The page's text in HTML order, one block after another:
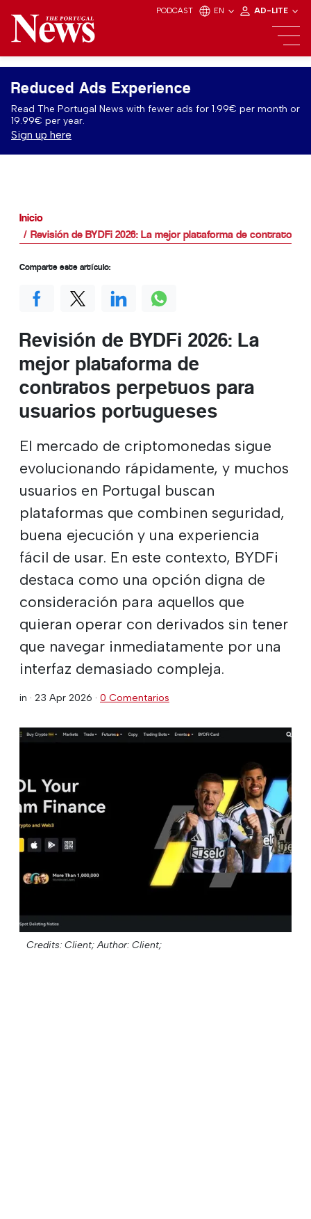
PODCAST EN AD-LITE
Reduced Ads Experience
Read The Portugal News with fewer ads for 1.99€ per month or
19.99€ per year.
Sign up here
Inicio
Revisión de BYDFi 2026: La mejor plataforma de contratos
Revisión de BYDFi 2026: La
mejor plataforma de
contratos perpetuos para
usuarios portugueses
El mercado de criptomonedas sigue
evolucionando rápidamente, y muchos
usuarios en Portugal buscan
plataformas que combinen seguridad,
buena ejecución y una experiencia
fácil de usar. En este contexto, BYDFi
destaca como una opción digna de
consideración para aquellos que
quieran operar con derivados sin tener
que navegar inmediatamente por una
interfaz demasiado compleja.
in · 23 Apr 2026 · 0 Comentarios
Credits: Client; Author: Client;
Comparte este artículo: